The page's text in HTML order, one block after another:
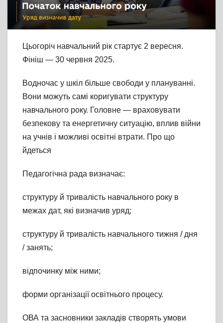
Цьогоріч навчальний рік стартує 2 вересня.
Фініш — 30 червня 2025.
Водночас у шкіл більше свободи у плануванні.
Вони можуть самі коригувати структуру
навчального року. Головне — враховувати
безпекову та енергетичну ситуацію, вплив війни
на учнів і можливі освітні втрати. Про що
йдеться
Педагогічна рада визначає:
структуру й тривалість навчального року в
межах дат, які визначив уряд;
структуру й тривалість навчального тижня / дня
/ занять;
відпочинку між ними;
форми організації освітнього процесу.
ОВА та засновники закладів створять умови